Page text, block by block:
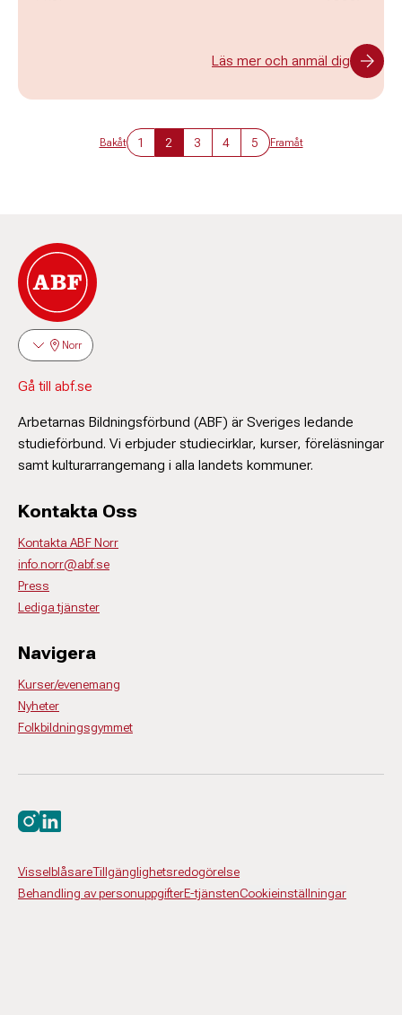
Läs mer och anmäl dig
Bakåt 1 2 3 4 5 Framåt
Norr
Gå till abf.se
Arbetarnas Bildningsförbund (ABF) är Sveriges ledande
studieförbund. Vi erbjuder studiecirklar, kurser, föreläsningar
samt kulturarrangemang i alla landets kommuner.
Kontakta Oss
Kontakta ABF Norr
info.norr@abf.se
Press
Lediga tjänster
Navigera
Kurser/evenemang
Nyheter
Folkbildningsgymmet
VisselblåsareTillgänglighetsredogörelse
Behandling av personuppgifterE-tjänstenCookieinställningar
Besök oss på instagram
Besök oss på linkedin